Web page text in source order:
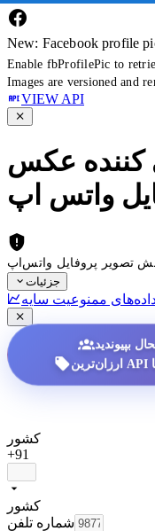
New: Facebook profile
Enable fbProfilePic to
Images are versioned and
VIEW API
کننده عکس
واتس اپ
تصویر پروفایل واتس‌اپ
جزئیات
کشور
+91
کشور
شماره تلفن